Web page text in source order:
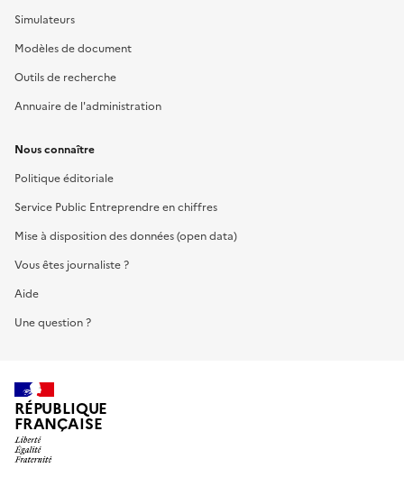
Simulateurs
Modèles de document
Outils de recherche
Annuaire de l'administration
Nous connaître
Politique éditoriale
Service Public Entreprendre en chiffres
Mise à disposition des données (open data)
Vous êtes journaliste ?
Aide
Une question ?
RÉPUBLIQUE
FRANÇAISE